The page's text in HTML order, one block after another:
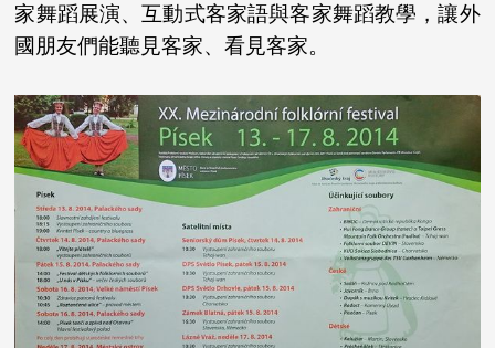
家舞蹈展演、互動式客家語與客家舞蹈教學，讓外
國朋友們能聽見客家、看見客家。